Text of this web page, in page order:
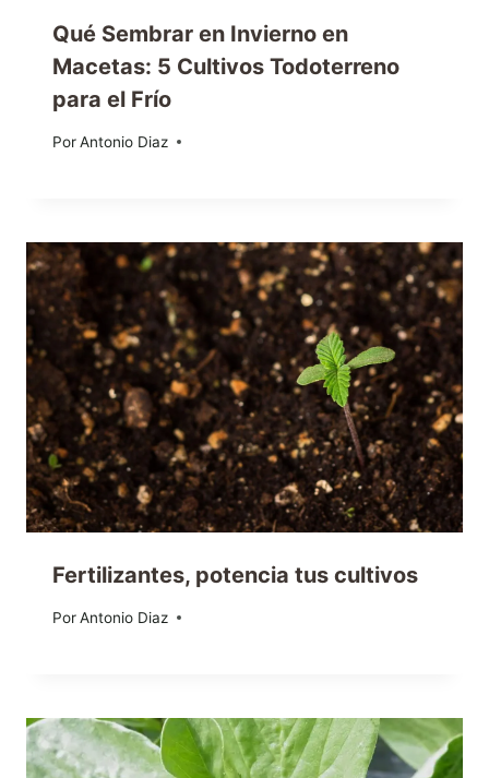
Qué Sembrar en Invierno en
Macetas: 5 Cultivos Todoterreno
para el Frío
PorAntonio Diaz
22/12/2025
Fertilizantes, potencia tus cultivos
PorAntonio Diaz
10/05/2023